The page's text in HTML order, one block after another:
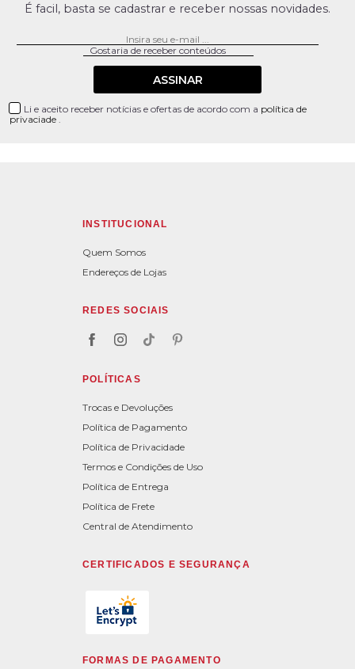
É facil, basta se cadastrar e receber nossas novidades.
ASSINAR
Li e aceito receber notícias e ofertas de acordo com a política de
privaciade .
INSTITUCIONAL
Quem Somos
Endereços de Lojas
REDES SOCIAIS
POLÍTICAS
Trocas e Devoluções
Política de Pagamento
Política de Privacidade
Termos e Condições de Uso
Política de Entrega
Política de Frete
Central de Atendimento
CERTIFICADOS E SEGURANÇA
FORMAS DE PAGAMENTO